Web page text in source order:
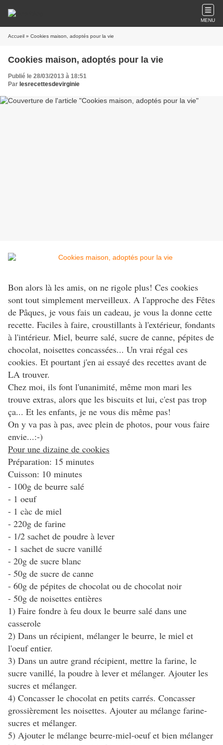
MENU
Accueil » Cookies maison, adoptés pour la vie
Cookies maison, adoptés pour la vie
Publié le 28/03/2013 à 18:51
Par lesrecettesdevirginie
Bon alors là les amis, on ne rigole plus! Ces cookies
sont tout simplement merveilleux. A l'approche des Fêtes
de Pâques, je vous fais un cadeau, je vous la donne cette
recette. Faciles à faire, croustillants à l'extérieur, fondants
à l'intérieur. Miel, beurre salé, sucre de canne, pépites de
chocolat, noisettes concassées... Un vrai régal ces
cookies. Et pourtant j'en ai essayé des recettes avant de
LA trouver.
Chez moi, ils font l'unanimité, même mon mari les
trouve extras, alors que les biscuits et lui, c'est pas trop
ça... Et les enfants, je ne vous dis même pas!
On y va pas à pas, avec plein de photos, pour vous faire
envie...:-)
Pour une dizaine de cookies
Préparation: 15 minutes
Cuisson: 10 minutes
- 100g de beurre salé
- 1 oeuf
- 1 càc de miel
- 220g de farine
- 1/2 sachet de poudre à lever
- 1 sachet de sucre vanillé
- 20g de sucre blanc
- 50g de sucre de canne
- 60g de pépites de chocolat ou de chocolat noir
- 50g de noisettes entières
1) Faire fondre à feu doux le beurre salé dans une
casserole
2) Dans un récipient, mélanger le beurre, le miel et
l'oeuf entier.
3) Dans un autre grand récipient, mettre la farine, le
sucre vanillé, la poudre à lever et mélanger. Ajouter les
sucres et mélanger.
4) Concasser le chocolat en petits carrés. Concasser
grossièrement les noisettes. Ajouter au mélange farine-
sucres et mélanger.
5) Ajouter le mélange beurre-miel-oeuf et bien mélanger